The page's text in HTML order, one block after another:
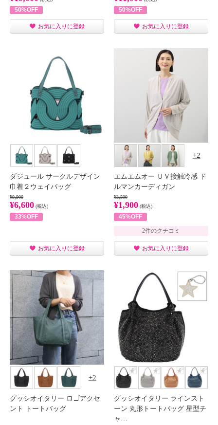
50%OFF
お気に入りに登録
50%OFF
お気に入りに登録
ダジュール サークルデザイン
巾着２ウェイバッグ
¥9,900
¥6,600 (税込)
33%OFF
お気に入りに登録
2
エムエムオー ＵＶ接触冷感 ド
ルマンカーディガン
¥3,500
¥1,900 (税込)
45%OFF
2件のクチコミ
お気に入りに登録
2
グッシオイタリー ロゴアクセ
ント トートバッグ
グッシオイタリー ラインスト
ーン 丸形トートバッグ 星型チ
ャ…